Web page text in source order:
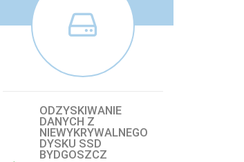
ODZYSKIWANIE
DANYCH Z
NIEWYKRYWALNEGO
DYSKU SSD
BYDGOSZCZ